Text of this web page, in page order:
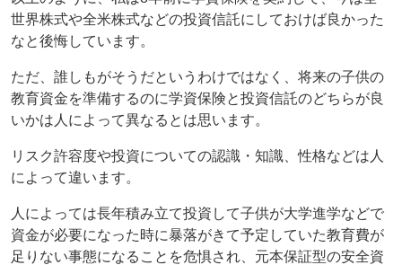
世界株式や全米株式などの投資信託にしておけば良かった
なと後悔しています。
ただ、誰しもがそうだというわけではなく、将来の子供の
教育資金を準備するのに学資保険と投資信託のどちらが良
いかは人によって異なるとは思います。
リスク許容度や投資についての認識・知識、性格などは人
によって違います。
人によっては長年積み立て投資して子供が大学進学などで
資金が必要になった時に暴落がきて予定していた教育費が
足りない事態になることを危惧され、元本保証型の安全資